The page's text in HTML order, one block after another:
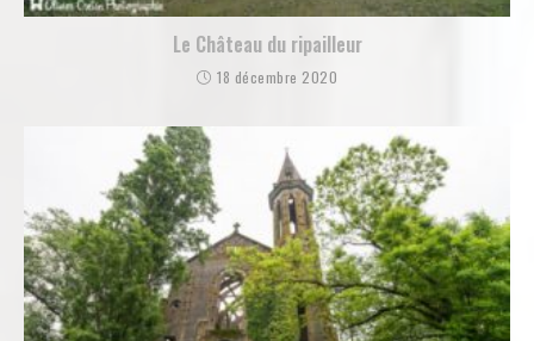
Le Château du ripailleur
18 décembre 2020